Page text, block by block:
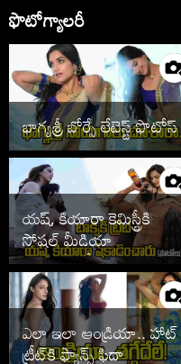
ఫొటోగ్యాలరీ
భాగ్యశ్రీ బోర్సే లేటెస్ట్ ఫొటోస్
యష్, కియారా కెమిస్ట్రీకి
సోషల్ మీడియా
తగలడిపోతోందిగా..
ఎలా ఇలా ఆండ్రియా.. హాట్
ట్రీట్‌కి ఫ్యాన్స్ ఫిదా